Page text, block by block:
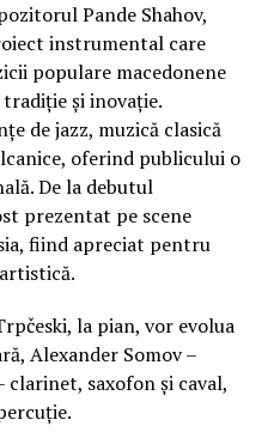
Pande Shahov,
instrumental care
populare macedonene
și inovație.
de jazz, muzică clasică
oferind publicului o
De la debutul
prezentat pe scene
fiind apreciat pentru
la pian, vor evolua
Alexander Somov –
clarinet, saxofon și caval,